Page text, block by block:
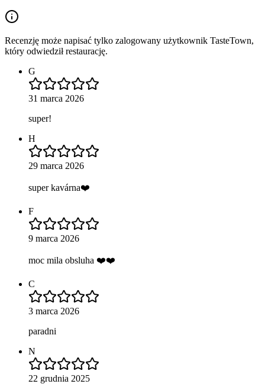
Recenzję może napisać tylko zalogowany użytkownik TasteTown,
który odwiedził restaurację.
G
31 marca 2026
super!
H
29 marca 2026
super kavárna❤️
F
9 marca 2026
moc mila obsluha ❤️❤️
C
3 marca 2026
paradni
N
22 grudnia 2025